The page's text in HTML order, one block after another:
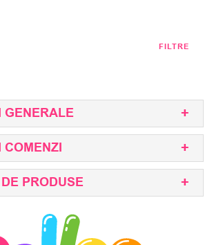
FILTRE
GENERALE
COMENZI
PRODUSE